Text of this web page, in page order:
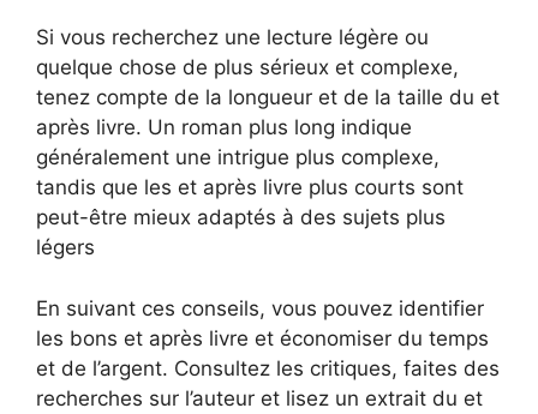
Si vous recherchez une lecture légère ou
quelque chose de plus sérieux et complexe,
tenez compte de la longueur et de la taille du et
après livre. Un roman plus long indique
généralement une intrigue plus complexe,
tandis que les et après livre plus courts sont
peut-être mieux adaptés à des sujets plus
légers
En suivant ces conseils, vous pouvez identifier
les bons et après livre et économiser du temps
et de l’argent. Consultez les critiques, faites des
recherches sur l’auteur et lisez un extrait du et